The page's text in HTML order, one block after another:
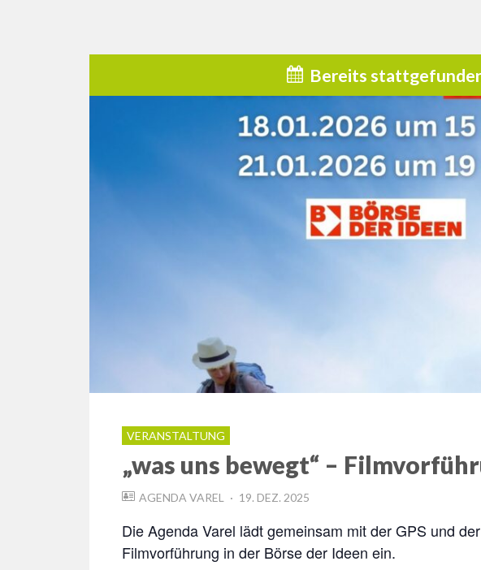
Bereits
VERANSTALTUNG
„was uns bewegt“ –
AGENDA VAREL
POSTED
19. DEZ. 2025
Die Agenda Varel lädt gemeinsam mit der GPS und
Filmvorführung in der Börse der Ideen ein.